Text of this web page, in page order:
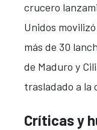
crucero
Unidos
más de 30
de Maduro y
trasladado a la
Críticas y